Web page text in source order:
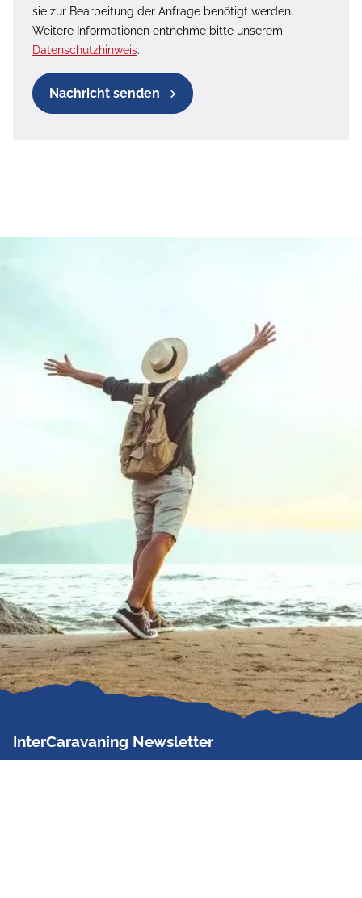
sie zur Bearbeitung der Anfrage benötigt werden.
Weitere Informationen entnehme bitte unserem
Datenschutzhinweis.
Nachricht senden
InterCaravaning Newsletter